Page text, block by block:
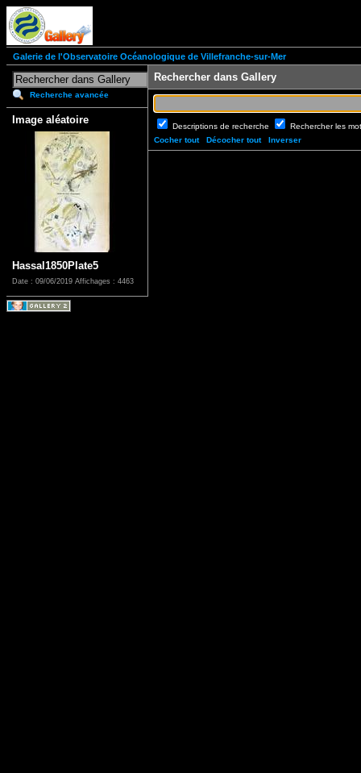
Galerie de l'Observatoire Océanologique de Villefranche-sur-Mer
Recherche avancée
Image aléatoire
Hassal1850Plate5
Date : 09/06/2019 Affichages : 4463
Rechercher dans Gallery
Descriptions de recherche
Rechercher les
Cocher tout
Décocher tout Inverser